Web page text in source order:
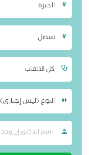
الجيزة
فيصل
كل الالقاب
النوع (ليس إجباري)